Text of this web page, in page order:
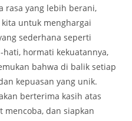
rasa yang lebih berani,
untuk menghargai
sederhana seperti
hati, hormati kekuatannya,
bahwa di balik setiap
kepuasan yang unik.
berterima kasih atas
mencoba, dan siapkan